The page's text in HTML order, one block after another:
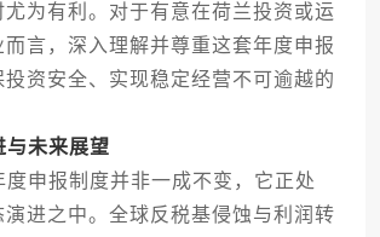
尤为有利。对于有意在荷兰投资或运
而言，深入理解并尊重这套年度申报
资安全、实现稳定经营不可逾越的
与未来展望
报制度并非一成不变，它正处
演进之中。全球反税基侵蚀与利润转